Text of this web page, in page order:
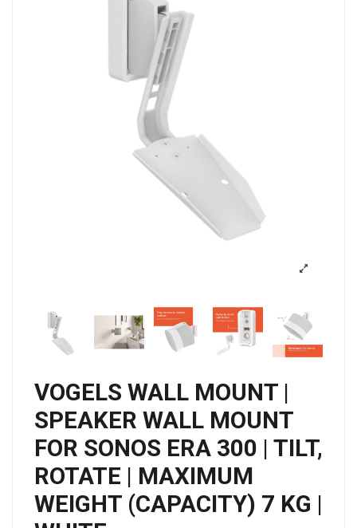
VOGELS WALL MOUNT |
SPEAKER WALL MOUNT
FOR SONOS ERA 300 | TILT,
ROTATE | MAXIMUM
WEIGHT (CAPACITY) 7 KG |